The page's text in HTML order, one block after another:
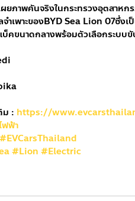
ยภาพคันจริงในกระทรวงอุตสาหก
ำเพาะของBYD Sea Lion 07ซึ่
คขนาดกลางพร้อมตัวเลือกระบบ
ม : https://
ฟ้า
#EVCarsThailand
#Lion #Electric